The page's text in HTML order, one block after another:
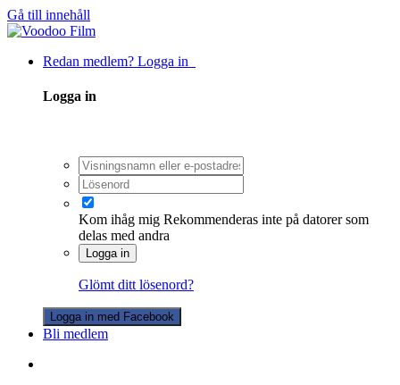
Gå till innehåll
Redan medlem? Logga in
Logga in
Kom ihåg mig Rekommenderas inte på datorer som
delas med andra
Logga in
Glömt ditt lösenord?
Logga in med Facebook
Bli medlem